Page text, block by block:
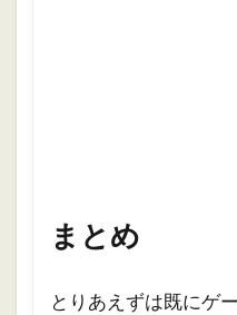
まとめ
とりあえずは既にゲ